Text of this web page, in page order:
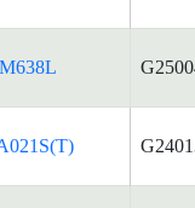
M638L